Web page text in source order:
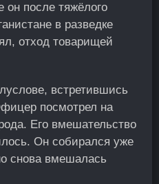
он после тяжёлого
в разведке
отход товарищей
встретившись
посмотрел на
Его вмешательство
Он собирался уже
снова вмешалась